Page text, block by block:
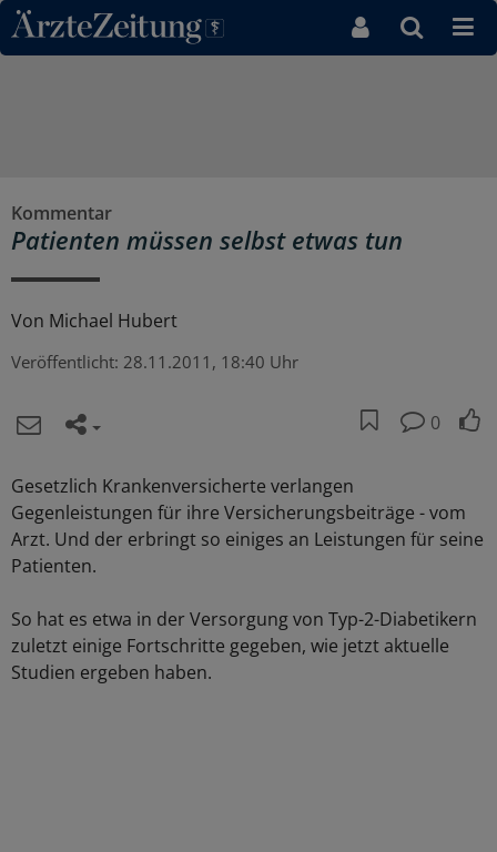
Direkt zum Inhaltsbereich
Kommentar
Patienten müssen selbst etwas tun
Von Michael Hubert
Veröffentlicht: 28.11.2011, 18:40 Uhr
0
Gesetzlich Krankenversicherte verlangen
Gegenleistungen für ihre Versicherungsbeiträge - vom
Arzt. Und der erbringt so einiges an Leistungen für seine
Patienten.
So hat es etwa in der Versorgung von Typ-2-Diabetikern
zuletzt einige Fortschritte gegeben, wie jetzt aktuelle
Studien ergeben haben.